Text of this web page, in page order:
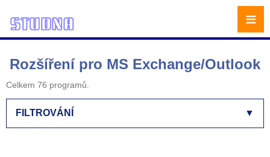
Rozšíření pro MS Exchange/Outlook
Celkem 76 programů.
▼
FILTROVÁNÍ
≡